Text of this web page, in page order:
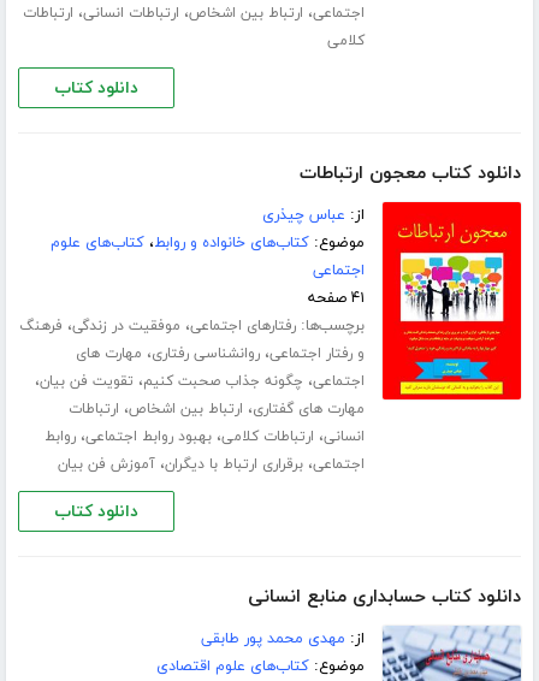
اجتماعی، ارتباط بین اشخاص، ارتباطات انسانی، ارتباطات
کلامی
دانلود کتاب
دانلود کتاب معجون ارتباطات
از: عباس چیذری
موضوع:کتاب‌های خانواده و روابط،کتاب‌های علوم
اجتماعی
۴۱ صفحه
برچسب‌ها:رفتارهای اجتماعی، موفقیت در زندگی، فرهنگ
و رفتار اجتماعی،روانشناسی رفتاری، مهارت های
اجتماعی، چگونه جذاب صحبت کنیم، تقویت فن بیان،
مهارت های گفتاری، ارتباط بین اشخاص، ارتباطات
انسانی، ارتباطات کلامی،بهبود روابط اجتماعی،روابط
اجتماعی،برقراری ارتباط با دیگران،آموزش فن بیان
دانلود کتاب
دانلود کتاب حسابداری منابع انسانی
از: مهدی محمد پور طابقی
موضوع:کتاب‌های علوم اقتصادی